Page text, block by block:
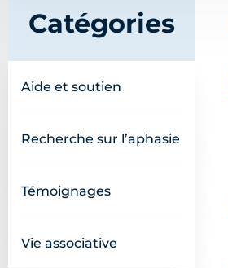
Catégories
Aide et soutien
Recherche sur l’aphasie
Témoignages
Vie associative